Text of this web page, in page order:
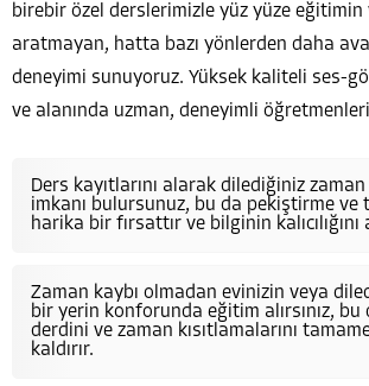
birebir özel derslerimizle yüz yüze
aratmayan, hatta bazı yönlerden daha
deneyimi sunuyoruz. Yüksek kaliteli ses-
ve alanında uzman, deneyimli
Ders kayıtlarını alarak dilediğiniz
imkanı bulursunuz, bu da pekiştirme ve
harika bir fırsattır ve bilginin kalıcılığını
Zaman kaybı olmadan evinizin veya
bir yerin konforunda eğitim alırsınız, bu
derdini ve zaman kısıtlamalarını
kaldırır.